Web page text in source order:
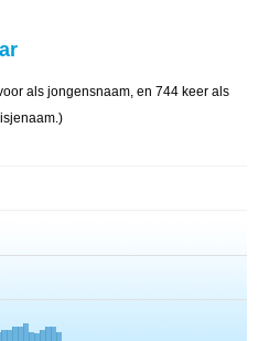
als jongensnaam, en 744 keer als